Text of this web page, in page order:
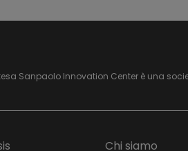
Sanpaolo Innovation Center è una
Chi siamo